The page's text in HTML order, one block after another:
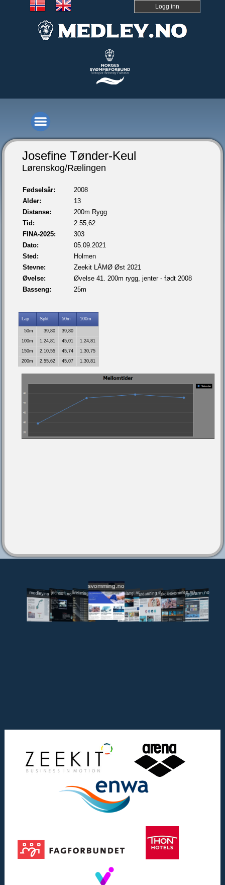
Logg inn
Josefine Tønder-Keul
Lørenskog/Rælingen
Fødselsår:
2008
Alder:
13
Distanse:
200m Rygg
Tid:
2.55,62
FINA-2025:
303
Dato:
05.09.2021
Sted:
Holmen
Stevne:
Zeekit LÅMØ Øst 2021
Øvelse:
Øvelse 41. 200m rygg, jenter - født 2008
Basseng:
25m
Lap Split 50m 100m
50m 39,80
39,80
100m
1.24,81 45,01
1.24,81
150m
2.10,55 45,74
1.30,75
200m
2.55,62 45,07 1.30,81
medley.no jechsoft.nolivetiming.medley.no
svomming.no
svomlangt.noutdanning.svomming.no
skolesvommen.notryggivann.no